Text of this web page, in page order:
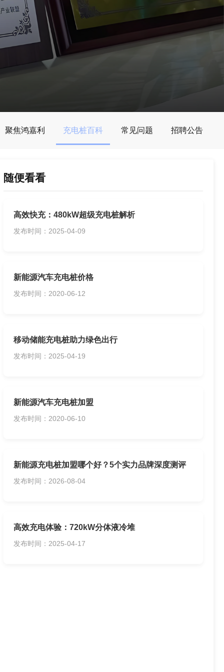
聚焦鸿嘉利 充电桩百科 常见问题 招聘公告
随便看看
高效快充：480kW超级充电桩解析
发布时间：2025-04-09
新能源汽车充电桩价格
发布时间：2020-06-12
移动储能充电桩助力绿色出行
发布时间：2025-04-19
新能源汽车充电桩加盟
发布时间：2020-06-10
新能源充电桩加盟哪个好？5个实力品牌深度测评
发布时间：2026-08-04
高效充电体验：720kW分体液冷堆
发布时间：2025-04-17